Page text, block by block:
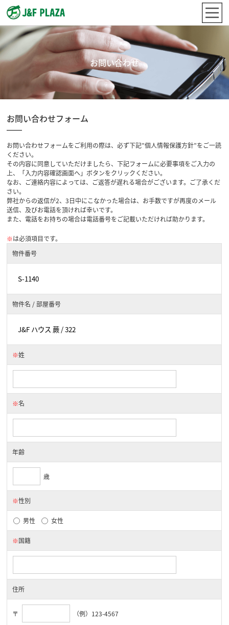
お問い合わせ
お問い合わせフォーム
お問い合わせフォームをご利用の際は、必ず下記”個人情報保護方針”をご一読
ください。
その内容に同意していただけましたら、下記フォームに必要事項をご入力の
上、「入力内容確認画面へ」ボタンをクリックください。
なお、ご連絡内容によっては、ご返答が遅れる場合がございます。ご了承くだ
さい。
弊社からの返信が2、3日中にこなかった場合は、お手数ですが再度のメール
送信、及びお電話を頂ければ幸いです。
また、電話をお持ちの場合は電話番号をご記載いただければ助かります。
※は必須項目です。
物件番号
物件名 / 部屋番号
※姓
※名
年齢
歳
※性別
男性 女性
※国籍
住所
〒
（例）123-4567